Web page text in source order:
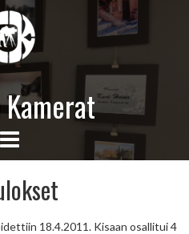
18.4.2011. Kisaan osallitui 4